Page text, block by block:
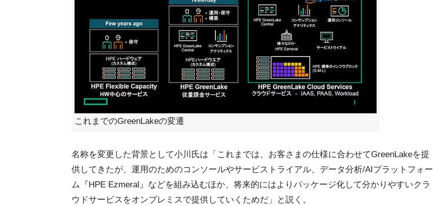
これまでのGreenLakeの変遷
名称を変更した背景として小川氏は「これまでは、お客さまの仕様に合わせてGreenLakeを提
供してきたが、運用のためのコンソールやサービストライアル、データ分析/AIプラットフォー
ム『HPE Ezmeral』などを組み込むほか、将来的にはよりパッケージ化して分かりやすいクラ
ウドサービスをオンプレミスで提供していくためだ」と説く。